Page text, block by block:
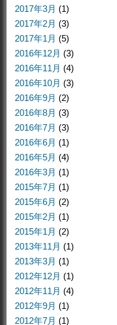
2017年3月 (1)
2017年2月 (3)
2017年1月 (5)
2016年12月 (3)
2016年11月 (4)
2016年10月 (3)
2016年9月 (2)
2016年8月 (3)
2016年7月 (3)
2016年6月 (1)
2016年5月 (4)
2016年3月 (1)
2015年7月 (1)
2015年6月 (2)
2015年2月 (1)
2015年1月 (2)
2013年11月 (1)
2013年3月 (1)
2012年12月 (1)
2012年11月 (4)
2012年9月 (1)
2012年7月 (1)